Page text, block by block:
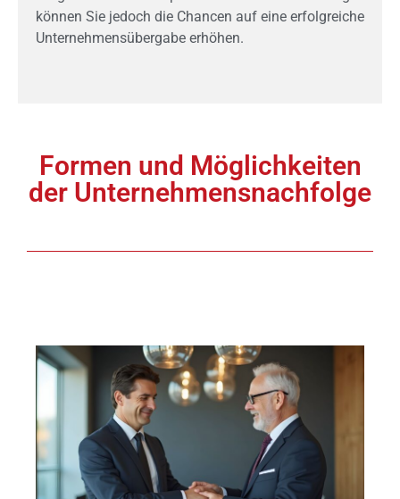
können Sie jedoch die Chancen auf eine erfolgreiche
Unternehmensübergabe erhöhen.
Formen und Möglichkeiten
der Unternehmensnachfolge